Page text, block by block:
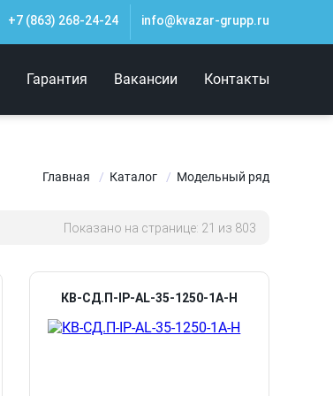
+7 (863) 268-24-24 info@kvazar-grupp.ru
Гарантия Вакансии Контакты
Главная Каталог Модельный ряд
Показано на странице: 21 из 803
КВ-СД.П-IP-AL-35-1250-1А-Н